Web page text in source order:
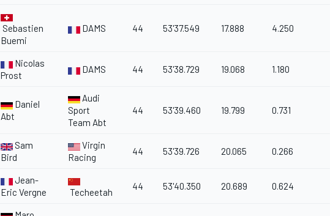
Sebastien
Buemi
DAMS 44 53'37.549 17.888 4.250
Nicolas
Prost
DAMS 44 53'38.729 19.068 1.180
Daniel
Abt
Audi
Sport
Team Abt
44 53'39.460 19.799 0.731
Sam
Bird
Virgin
Racing
44 53'39.726 20.065 0.266
Jean-
Eric Vergne
Techeetah
44 53'40.350 20.689 0.624